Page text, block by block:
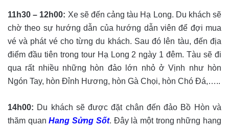
11h30 – 12h00: Xe sẽ đến cảng tàu Hạ Long. Du khách sẽ
chờ theo sự hướng dẫn của hướng dẫn viên để đợi mua
vé và phát vé cho từng du khách. Sau đó lên tàu, đến địa
điểm đầu tiên trong tour Hạ Long 2 ngày 1 đêm. Tàu sẽ đi
qua rất nhiều những hòn đảo lớn nhỏ ở Vịnh như hòn
Ngón Tay, hòn Đỉnh Hương, hòn Gà Chọi, hòn Chó Đá,…..
14h00: Du khách sẽ được đặt chân đến đảo Bồ Hòn và
thăm quanHang Sửng Sốt. Đây là một trong những hang